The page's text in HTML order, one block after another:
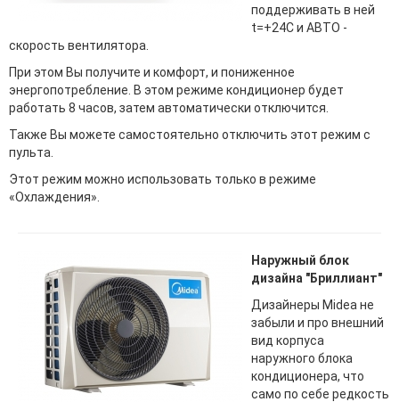
поддерживать в ней
t=+24С и АВТО -
скорость вентилятора.
При этом Вы получите и комфорт, и пониженное
энергопотребление. В этом режиме кондиционер будет
работать 8 часов, затем автоматически отключится.
Также Вы можете самостоятельно отключить этот режим с
пульта.
Этот режим можно использовать только в режиме
«Охлаждения».
Наружный блок
дизайна "Бриллиант"
Дизайнеры Midea не
забыли и про внешний
вид корпуса
наружного блока
кондиционера, что
само по себе редкость